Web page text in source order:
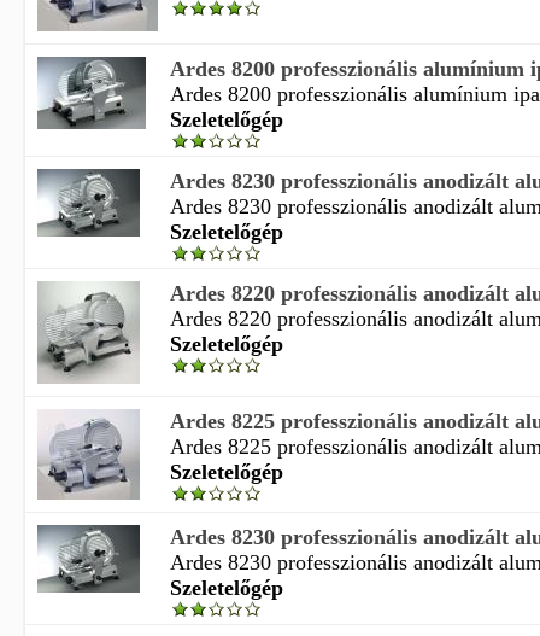
Ardes 8200 professzionális alumínium
Ardes 8200 professzionális alumínium
Szeletelőgép
Ardes 8230 professzionális anodizált
Ardes 8230 professzionális anodizált
Szeletelőgép
Ardes 8220 professzionális anodizált
Ardes 8220 professzionális anodizált
Szeletelőgép
Ardes 8225 professzionális anodizált
Ardes 8225 professzionális anodizált
Szeletelőgép
Ardes 8230 professzionális anodizált
Ardes 8230 professzionális anodizált
Szeletelőgép